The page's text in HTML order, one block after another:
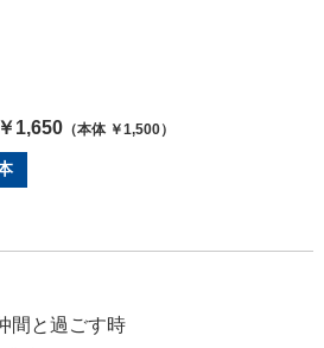
1,650 （本体 ￥1,500）
間と過ごす時